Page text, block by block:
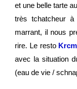
et une belle tarte
très tchatcheur à
marrant, il nous
rire. Le resto
avec la situation
(eau de vie /